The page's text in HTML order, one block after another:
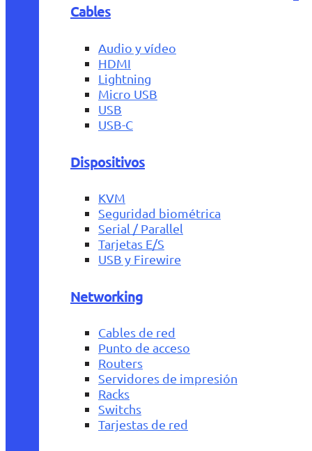
Cables
Audio y vídeo
HDMI
Lightning
Micro USB
USB
USB-C
Dispositivos
KVM
Seguridad biométrica
Serial / Parallel
Tarjetas E/S
USB y Firewire
Networking
Cables de red
Punto de acceso
Routers
Servidores de impresión
Racks
Switchs
Tarjestas de red